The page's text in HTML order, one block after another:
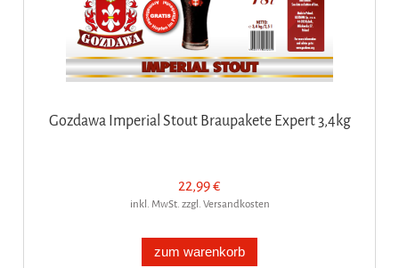
Gozdawa Imperial Stout Braupakete Expert 3,4kg
22,99 €
inkl. MwSt. zzgl. Versandkosten
zum warenkorb